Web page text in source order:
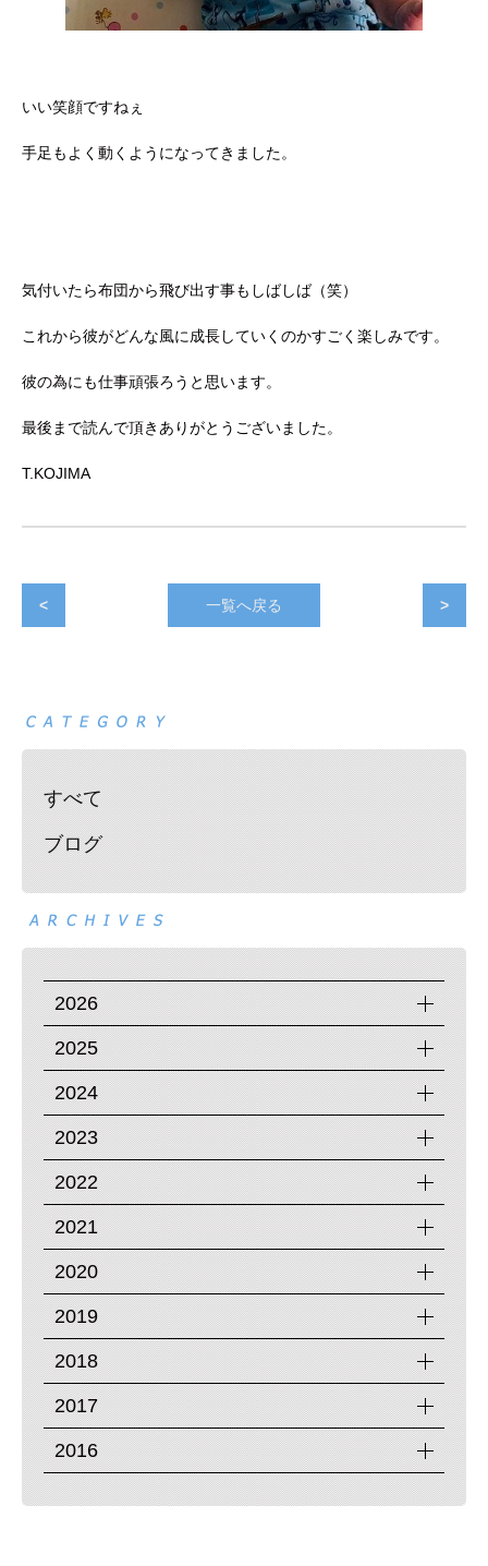
いい笑顔ですねぇ
手足もよく動くようになってきました。
気付いたら布団から飛び出す事もしばしば（笑）
これから彼がどんな風に成長していくのかすごく楽しみです。
彼の為にも仕事頑張ろうと思います。
最後まで読んで頂きありがとうございました。
T.KOJIMA
< 一覧へ戻る >
すべて
ブログ
2026
2025
2024
2023
2022
2021
2020
2019
2018
2017
2016